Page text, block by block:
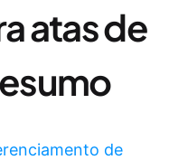
atas de
de